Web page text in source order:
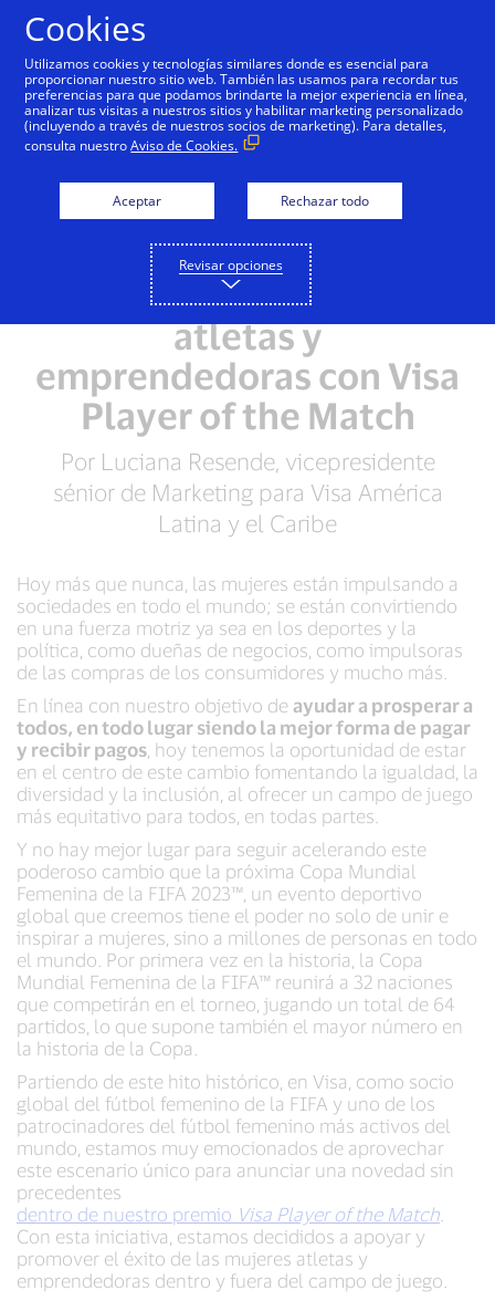
Apoyando a las mujeres
atletas y
emprendedoras con Visa
Player of the Match
Por Luciana Resende, vicepresidente
sénior de Marketing para Visa América
Latina y el Caribe
Hoy más que nunca, las mujeres están impulsando a
sociedades en todo el mundo; se están convirtiendo
en una fuerza motriz ya sea en los deportes y la
política, como dueñas de negocios, como impulsoras
de las compras de los consumidores y mucho más.
En línea con nuestro objetivo de ayudar a prosperar a
todos, en todo lugar siendo la mejor forma de pagar
y recibir pagos , hoy tenemos la oportunidad de estar
en el centro de este cambio fomentando la igualdad, la
diversidad y la inclusión, al ofrecer un campo de juego
más equitativo para todos, en todas partes.
Y no hay mejor lugar para seguir acelerando este
poderoso cambio que la próxima Copa Mundial
Femenina de la FIFA 2023™, un evento deportivo
global que creemos tiene el poder no solo de unir e
inspirar a mujeres, sino a millones de personas en todo
el mundo. Por primera vez en la historia, la Copa
Mundial Femenina de la FIFA™ reunirá a 32 naciones
que competirán en el torneo, jugando un total de 64
partidos, lo que supone también el mayor número en
la historia de la Copa.
Partiendo de este hito histórico, en Visa, como socio
global del fútbol femenino de la FIFA y uno de los
patrocinadores del fútbol femenino más activos del
mundo, estamos muy emocionados de aprovechar
este escenario único para anunciar una novedad sin
precedentes
dentro de nuestro premio Visa Player of the Match
Con esta iniciativa, estamos decididos a apoyar y
promover el éxito de las mujeres atletas y
emprendedoras dentro y fuera del campo de juego.
Cookies
Utilizamos cookies y tecnologías similares donde es esencial para
proporcionar nuestro sitio web. También las usamos para recordar tus
preferencias para que podamos brindarte la mejor experiencia en línea,
analizar tus visitas a nuestros sitios y habilitar marketing personalizado
(incluyendo a través de nuestros socios de marketing). Para detalles,
consulta nuestroAviso de Cookies.
Aceptar Rechazar todo
Revisar opciones